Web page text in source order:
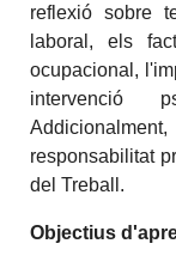
reflexió sobre
laboral, els
ocupacional,
intervenció
responsabilitat
del Treball.
Objectius